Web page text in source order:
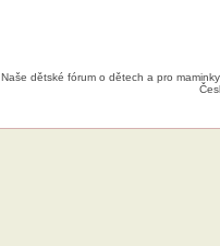
Naše dětské fórum o dětech a pro